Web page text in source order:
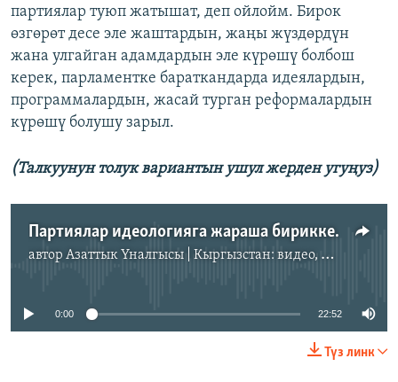
партиялар туюп жатышат, деп ойлойм. Бирок
өзгөрөт десе эле жаштардын, жаңы жүздөрдүн
жана улгайган адамдардын эле күрөшү болбош
керек, парламентке бараткандарда идеялардын,
программалардын, жасай турган реформалардын
күрөшү болушу зарыл.
(Талкуунун толук вариантын ушул жерден угуңуз)
Партиялар идеологияга жараша бириккен жок (аудио)
автор Азаттык Үналгысы | Кыргызстан: видео, фото, кабарлар
No media source currently available
0:00 22:52
Түз линк